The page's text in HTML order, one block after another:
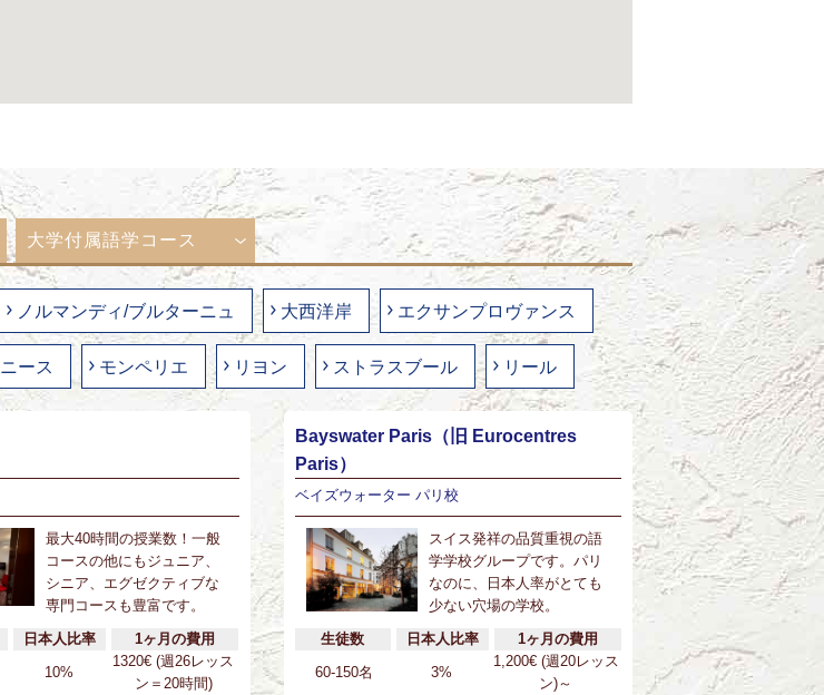
大学付属語学コース
ノルマンディ/ブルターニュ 大西洋岸 エクサンプロヴァンス
ニース モンペリエ リヨン ストラスブール リール
最大40時間の授業数！一般
コースの他にもジュニア、
シニア、エグゼクティブな
専門コースも豊富です。
日本人比率
1ヶ月の費用
10%
1320€ (週26レッス
ン＝20時間)
Bayswater Paris（旧 Eurocentres
Paris）
ベイズウォーター パリ校
スイス発祥の品質重視の語
学学校グループです。パリ
なのに、日本人率がとても
少ない穴場の学校。
生徒数
日本人比率
1ヶ月の費用
60-150名
3%
1,200€ (週20レッス
ン)～